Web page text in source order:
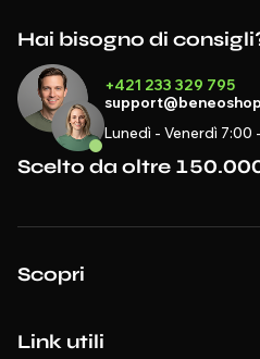
Hai bisogno di
+421 233 329 795
Lunedì - Venerdì 7:00
Scelto da oltre
Scopri
Link utili